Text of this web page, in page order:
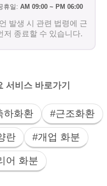
휴일: AM 09:00 ~ PM 06:00
발생 시 관련 법령에 근
저 종료할 수 있습니다.
서비스 바로가기
하화환 #근조화환
란 #개업 화분
어 화분